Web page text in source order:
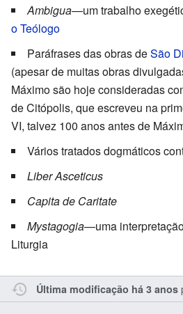
Ambigua—um trabalho
o Teólogo
Paráfrases das obras deSão
(apesar de muitas obras
Máximo são hoje consideradas
de Citópolis, que escreveu na
VI, talvez 100 anos antes de
Vários tratados dogmáticos
Liber Asceticus
Capita de Caritate
Mystagogia—uma
Liturgia
Última modificação há 3 anos